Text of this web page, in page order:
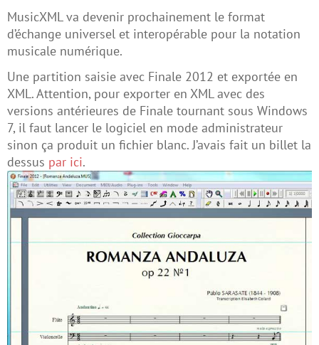
MusicXML va devenir prochainement le format
d’échange universel et interopérable pour la notation
musicale numérique.
Une partition saisie avec Finale 2012 et exportée en
XML. Attention, pour exporter en XML avec des
versions antérieures de Finale tournant sous Windows
7, il faut lancer le logiciel en mode administrateur
sinon ça produit un fichier blanc. J’avais fait un billet la
dessus par ici.